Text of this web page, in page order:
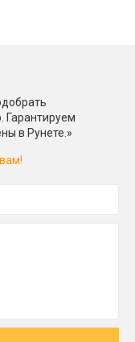
Гарантируем
в Рунете.»